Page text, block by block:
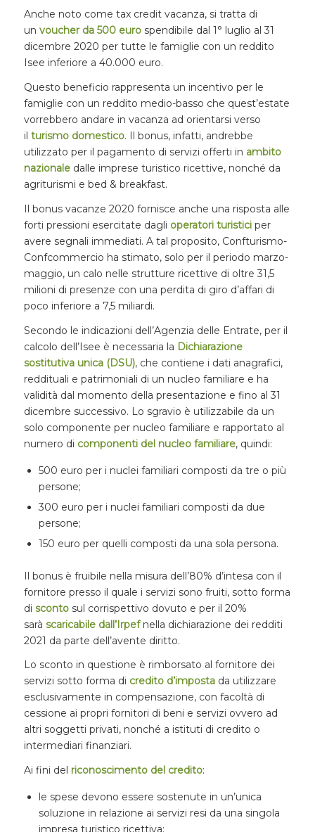
Anche noto come tax credit vacanza, si tratta di
un voucher da 500 eurospendibile dal 1° luglio al 31
dicembre 2020 per tutte le famiglie con un reddito
Isee inferiore a 40.000 euro.
Questo beneficio rappresenta un incentivo per le
famiglie con un reddito medio-basso che quest’estate
vorrebbero andare in vacanza ad orientarsi verso
il turismo domestico. Il bonus, infatti, andrebbe
utilizzato per il pagamento di servizi offerti in ambito
nazionaledalle imprese turistico ricettive, nonché da
agriturismi e bed & breakfast.
Il bonus vacanze 2020 fornisce anche una risposta alle
forti pressioni esercitate dagli operatori turisticiper
avere segnali immediati. A tal proposito, Confturismo-
Confcommercio ha stimato, solo per il periodo marzo-
maggio, un calo nelle strutture ricettive di oltre 31,5
milioni di presenze con una perdita di giro d’affari di
poco inferiore a 7,5 miliardi.
Secondo le indicazioni dell’Agenzia delle Entrate, per il
calcolo dell’Isee è necessaria la Dichiarazione
sostitutiva unica (DSU), che contiene i dati anagrafici,
reddituali e patrimoniali di un nucleo familiare e ha
validità dal momento della presentazione e fino al 31
dicembre successivo. Lo sgravio è utilizzabile da un
solo componente per nucleo familiare e rapportato al
numero di componenti del nucleo familiare, quindi:
500 euro per i nuclei familiari composti da tre o più
persone;
300 euro per i nuclei familiari composti da due
persone;
150 euro per quelli composti da una sola persona.
Il bonus è fruibile nella misura dell’80% d’intesa con il
fornitore presso il quale i servizi sono fruiti, sotto forma
di scontosul corrispettivo dovuto e per il 20%
sarà scaricabile dall’Irpefnella dichiarazione dei redditi
2021 da parte dell’avente diritto.
Lo sconto in questione è rimborsato al fornitore dei
servizi sotto forma di credito d’impostada utilizzare
esclusivamente in compensazione, con facoltà di
cessione ai propri fornitori di beni e servizi ovvero ad
altri soggetti privati, nonché a istituti di credito o
intermediari finanziari.
Ai fini del riconoscimento del credito:
le spese devono essere sostenute in un’unica
soluzione in relazione ai servizi resi da una singola
impresa turistico ricettiva;